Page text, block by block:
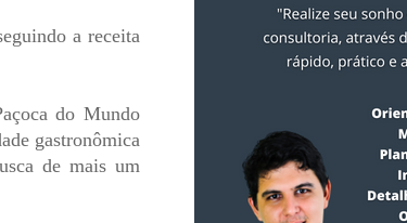
a receita
do Mundo
gastronômica
de mais um